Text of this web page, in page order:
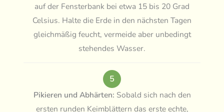
auf der Fensterbank bei etwa 15 bis 20 Grad
Celsius. Halte die Erde in den nächsten Tagen
gleichmäßig feucht, vermeide aber unbedingt
stehendes Wasser.
5
Pikieren und Abhärten: Sobald sich nach den
ersten runden Keimblättern das erste echte,